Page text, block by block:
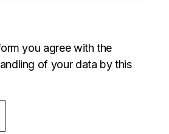
you agree with the
of your data by this